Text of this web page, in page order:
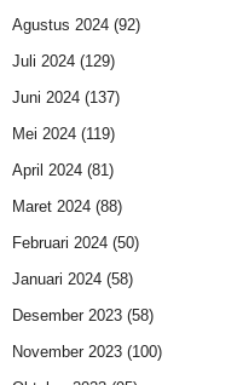
Agustus 2024 (92)
Juli 2024 (129)
Juni 2024 (137)
Mei 2024 (119)
April 2024 (81)
Maret 2024 (88)
Februari 2024 (50)
Januari 2024 (58)
Desember 2023 (58)
November 2023 (100)